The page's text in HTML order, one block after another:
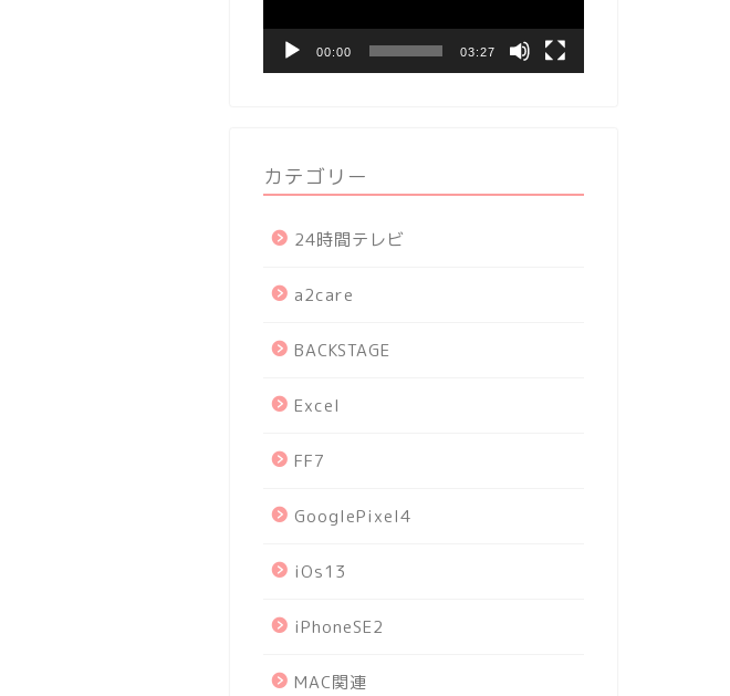
ヤ
00:00 03:27
カテゴリー
24時間テレビ
a2care
BACKSTAGE
Excel
FF7
GooglePixel4
iOs13
iPhoneSE2
MAC関連